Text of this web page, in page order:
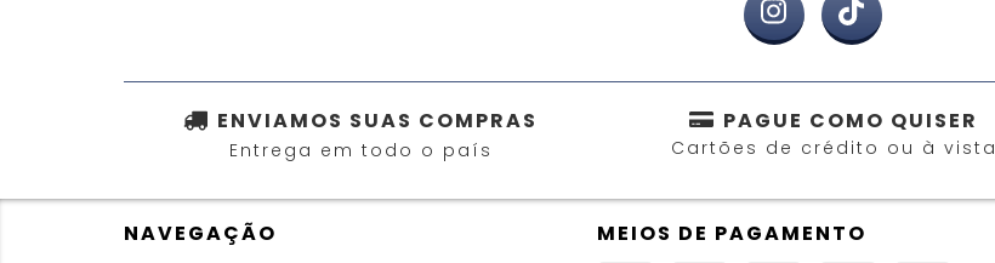
ENVIAMOS SUAS COMPRAS
Entrega em todo o país
PAGUE COMO QUISER
Cartões de crédito ou à vista
NAVEGAÇÃO MEIOS DE PAGAMENTO